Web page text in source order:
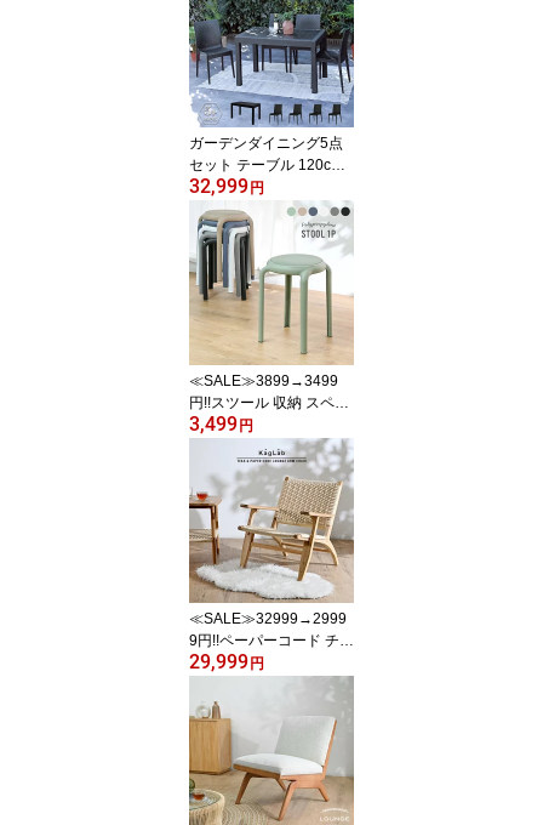
サンラウンジャー プール
サイド 庭 テラス 黒 グレ
ー ラタン調 ガーデンフ
ァニチャー 西海岸 D160
0PDG D1600PCC
ガーデンダイニング5点
セット テーブル 120cm
幅 チェア 4脚 ラタン調
屋外 アウトドア バーベ
キュー キャンプ ガーデ
ン 庭 テラス ダークグレ
ー リビング ベランダ 椅
子 籐ラタン風 アジアン
おしゃれ T1612C01D4
32,999円
≪SALE≫3899→3499
円!!スツール 収納 スペー
ス 軽い おしゃれ モダン
おしゃれなスツール バリ
家具 リビング 玄関 ダイ
ニングチェア 椅子 チェ
ア ベーシック 軽い シン
プル インテリア OAチェ
ア テレワーク S1830
3,499円
≪SALE≫32999→2999
9円!!ペーパーコード チー
ク無垢材 アーム付きロー
チェア 木製 椅子 チェア
リラックス フロアチェア
ラウンジチェア パーソナ
ルチェア イージーチェア
ビーチハウス 座椅子 ベ
ージュ ETC231RX
29,999円